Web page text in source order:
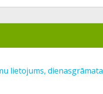
lietojums, dienasgrāmata